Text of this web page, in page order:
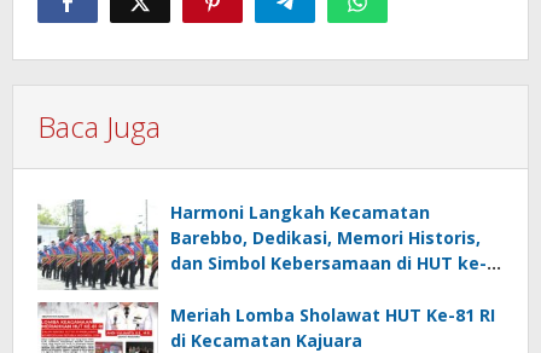
Baca Juga
Harmoni Langkah Kecamatan
Barebbo, Dedikasi, Memori Historis,
dan Simbol Kebersamaan di HUT ke-
Meriah Lomba Sholawat HUT Ke-81 RI
di Kecamatan Kajuara